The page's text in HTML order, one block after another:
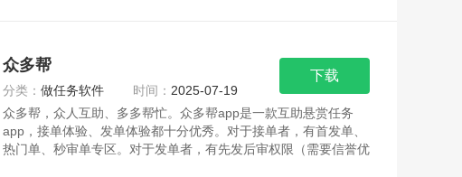
众多帮
分类： 做任务软件 时间： 2025-07-19
众多帮，众人互助、多多帮忙。众多帮app是一款互助悬赏任务
app，接单体验、发单体验都十分优秀。对于接单者，有首发单、
热门单、秒审单专区。对于发单者，有先发后审权限（需要信誉优
下载